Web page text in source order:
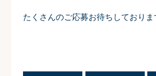
たくさんのご応募お待ちしておりま